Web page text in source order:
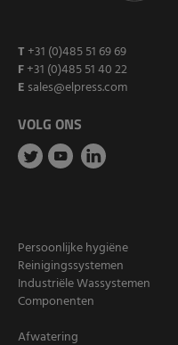
T +31 (0)485 51 69 69
F+31 (0)485 51 40 22
E sales@elpress.com
VOLG ONS
Persoonlijke hygiëne
Reinigingssystemen
Industriële Wassystemen
Componenten
Afwatering